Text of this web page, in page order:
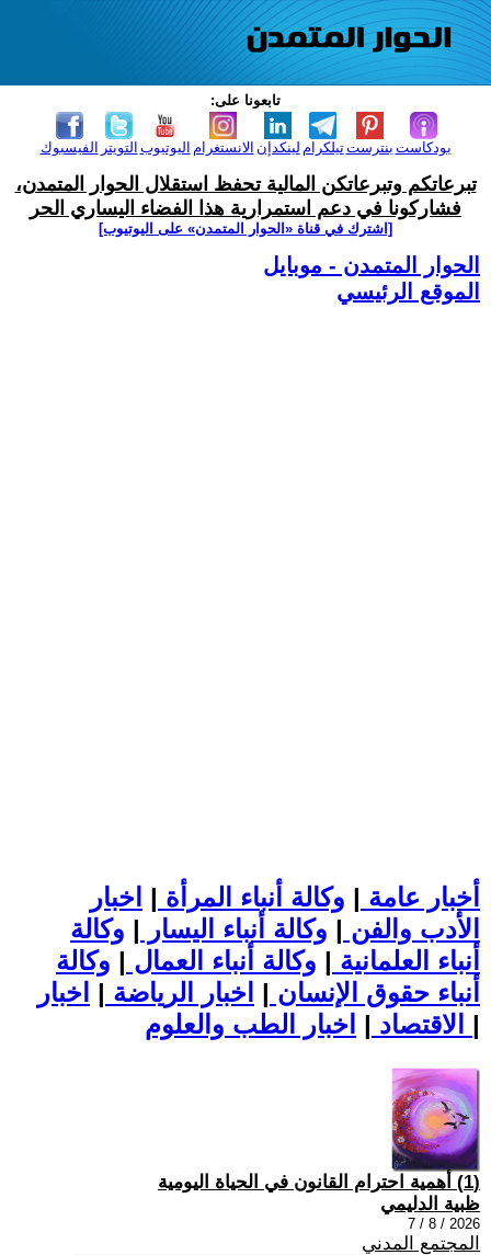
تابعونا على:
الفيسبوك التويتر اليوتيوب الانستغرام لينكدإن تيلكرامبنترست بودكاست
تبرعاتكم وتبرعاتكن المالية تحفظ استقلال الحوار المتمدن،
فشاركونا في دعم استمرارية هذا الفضاء اليساري الحر
[اشترك في قناة ‫«الحوار المتمدن» على اليوتيوب]
الحوار المتمدن - موبايل
الموقع الرئيسي
أخبار عامة | وكالة أنباء المرأة | اخبار
الأدب والفن | وكالة أنباء اليسار | وكالة
أنباء العلمانية | وكالة أنباء العمال | وكالة
أنباء حقوق الإنسان | اخبار الرياضة | اخبار
الاقتصاد | |
(1) أهمية احترام القانون في الحياة اليومية
ظبية الدليمي
2026 / 8 / 7
المجتمع المدني